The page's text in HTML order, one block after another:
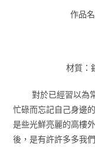
作品
材質：
對於已經習以為
忙碌而忘記自己身邊
是些光鮮亮麗的高樓
後，是有許許多多我